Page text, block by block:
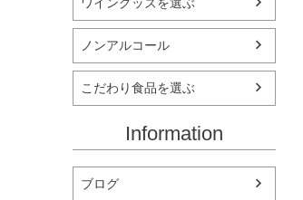
ノンアルコール
こだわり食品を選ぶ
Information
ブログ